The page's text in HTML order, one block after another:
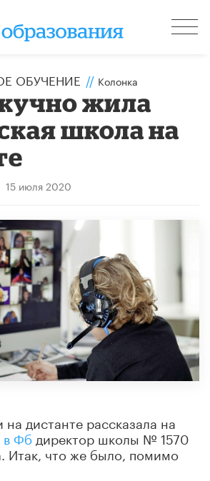
ОБУЧЕНИЕ // Колонка
жила
школа на
15 июля 2020
дистанте рассказала на
в Фбдиректор школы № 1570
Итак, что же было, помимо